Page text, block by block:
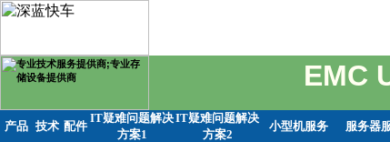
EMC
产品 技术 配件
IT疑难问题解决
方案1
IT疑难问题解决
方案2
小型机服务 服务器